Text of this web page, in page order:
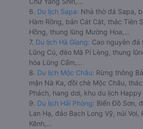
6. Du lịch Sapa: Nhà thờ đá Sapa,
Hàm Rồng, bản Cát Cát, thác Tiên
Hồng, thung lũng Mường Hoa,...
7. Du lịch Hà Giang: Cao nguyên
Lũng Cú, đèo Mã Pí Lèng, thung
hóa Lũng Cẩm,...
8. Du lịch Mộc Châu: Rừng thông
mận Nà Ka, đồi chè Mộc Châu,
Phách, hang dơi, khu du lịch Happy
9. Du lịch Hải Phòng: Biển Đồ Sơn,
Lan Hạ, đảo Bạch Long Vỹ, núi Voi,
Kênh,...